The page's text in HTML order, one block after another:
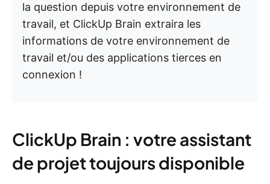
la question depuis votre environnement de
travail, et ClickUp Brain extraira les
informations de votre environnement de
travail et/ou des applications tierces en
connexion !
ClickUp Brain : votre assistant
de projet toujours disponible